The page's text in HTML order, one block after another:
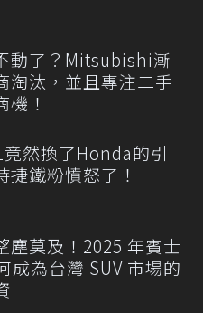
動了？Mitsubishi漸
淘汰，並且專注二手
機！
然換了Honda的引
捷鐵粉憤怒了！
塵莫及！2025 年賓士
成為台灣 SUV 市場的